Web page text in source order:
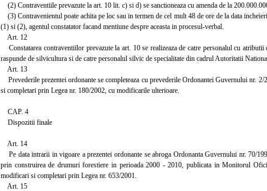
(2) Contraventiile prevazute la art. 10 lit. c) si d) se sanctioneaza cu amenda de la
(3) Contravenientul poate achita pe loc sau in termen de cel mult 48 de ore de la data
(1) si (2), agentul constatator facand mentiune despre aceasta in procesul-verbal.
Art. 12
Constatarea contraventiilor prevazute la art. 10 se realizeaza de catre personalul cu
raspunde de silvicultura si de catre personalul silvic de specialitate din cadrul Autoritatii
Art. 13
Prevederile prezentei ordonante se completeaza cu prevederile Ordonantei Guvernului nr.
si completari prin Legea nr. 180/2002, cu modificarile ulterioare.
CAP. 4
Dispozitii finale
Art. 14
Pe data intrarii in vigoare a prezentei ordonante se abroga Ordonanta Guvernului nr. 70/
prin construirea de drumuri forestiere in perioada 2000 - 2010, publicata in Monitorul
modificari si completari prin Legea nr. 653/2001.
Art. 15